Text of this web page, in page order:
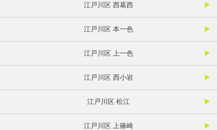
江戸川区 西葛西
江戸川区 本一色
江戸川区 上一色
江戸川区 西小岩
江戸川区 松江
江戸川区 上篠崎